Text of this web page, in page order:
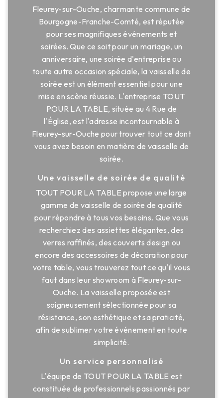
Fleurey-sur-Ouche, charmante commune de
Bourgogne-Franche-Comté, est réputée
pour ses magnifiques événements et
soirées. Que ce soit pour un mariage, un
anniversaire, une soirée d'entreprise ou
toute autre occasion spéciale, la vaisselle de
soirée est un élément essentiel pour une
mise en scène réussie. L'entreprise TOUT
POUR LA TABLE, située au 4 Rue de
l'Église, est l'adresse incontournable à
Fleurey-sur-Ouche pour trouver tout ce dont
vous avez besoin en matière de vaisselle de
soirée.
Une vaisselle de soirée de qualité
TOUT POUR LA TABLE propose une large
gamme de vaisselle de soirée de qualité
pour répondre à tous vos besoins. Que vous
recherchiez des assiettes élégantes, des
verres raffinés, des couverts design ou
encore des accessoires de décoration pour
votre table, vous trouverez tout ce qu'il vous
faut dans leur showroom à Fleurey-sur-
Ouche. La vaisselle proposée est
soigneusement sélectionnée pour sa
résistance, son esthétique et sa praticité,
afin de sublimer votre événement en toute
simplicité.
Un service personnalisé
L'équipe de TOUT POUR LA TABLE est
constituée de professionnels passionnés par